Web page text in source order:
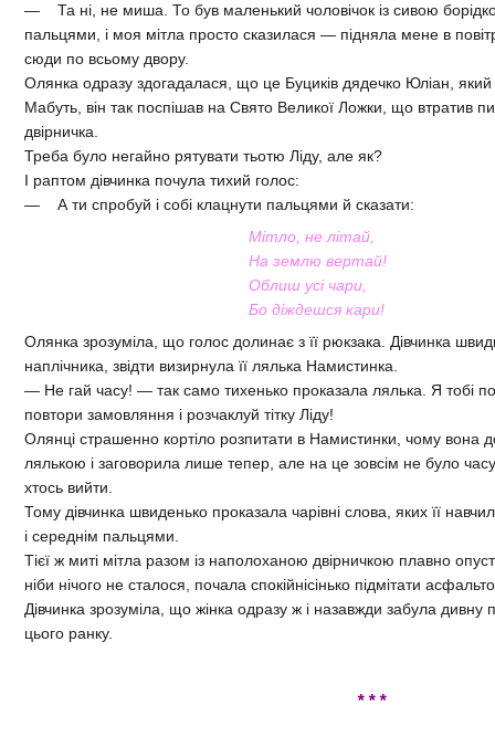
— Та ні, не миша. То був маленький чоловічок із сивою
пальцями, і моя мітла просто сказилася — підняла мене в
сюди по всьому двору.
Олянка одразу здогадалася, що це Буциків дядечко Юліан, який
Мабуть, він так поспішав на Свято Великої Ложки, що втратив
двірничка.
Треба було негайно рятувати тьотю Ліду, але як?
І раптом дівчинка почула тихий голос:
— А ти спробуй і собі клацнути пальцями й сказати:
Мітло, не літай,
На землю вертай!
Облиш усі чари,
Бо діждешся кари!
Олянка зрозуміла, що голос долинає з її рюкзака. Дівчинка
наплічника, звідти визирнула її лялька Намистинка.
— Не гай часу! — так само тихенько проказала лялька. Я тобі
повтори замовляння і розчаклуй тітку Ліду!
Олянці страшенно кортіло розпитати в Намистинки, чому вона
лялькою і заговорила лише тепер, але на це зовсім не було
хтось вийти.
Тому дівчинка швиденько проказала чарівні слова, яких її
і середнім пальцями.
Тієї ж миті мітла разом із наполоханою двірничкою плавно
ніби нічого не сталося, почала спокійнісінько підмітати
Дівчинка зрозуміла, що жінка одразу ж і назавжди забула
цього ранку.
* * *